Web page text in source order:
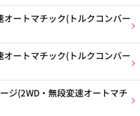
ートマチック(トルクコンバー
ートマチック(トルクコンバー
(2WD・無段変速オートマチ